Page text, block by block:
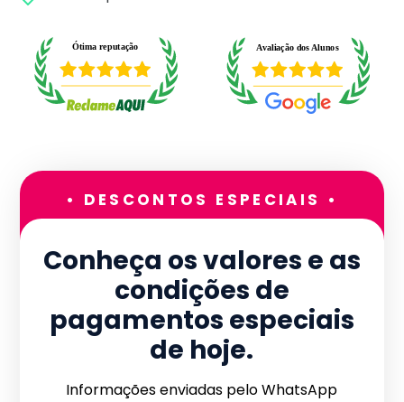
• DESCONTOS ESPECIAIS •
Conheça os valores e as
condições de
pagamentos especiais
de hoje.
Informações enviadas pelo WhatsApp